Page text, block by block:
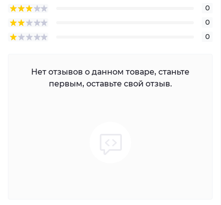
0
0
0
Нет отзывов о данном товаре, станьте
первым, оставьте свой отзыв.